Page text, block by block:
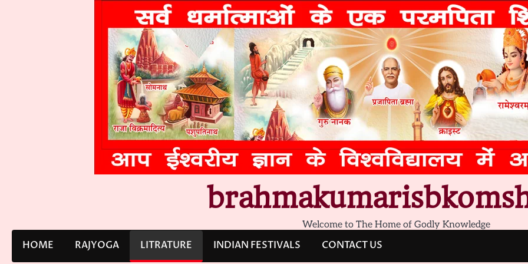
Welcome to The Home of Godly Knowledge
HOME RAJYOGA LITRATURE INDIAN FESTIVALS CONTACT US